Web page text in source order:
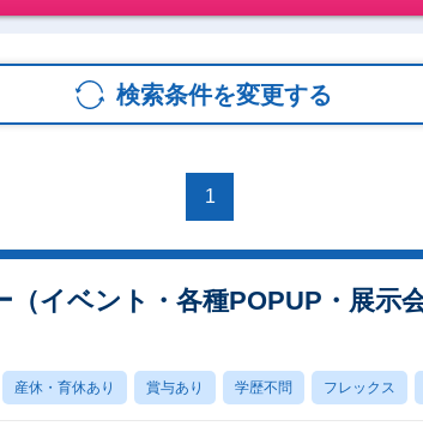
検索条件を変更する
1
イベント・各種POPUP・展示
産休・育休あり 賞与あり 学歴不問 フレックス